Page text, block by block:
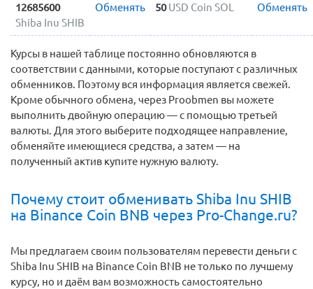
12685600
Shiba Inu SHIB
Обменять 50 USD Coin SOL Обменять
Курсы в нашей таблице постоянно обновляются в
соответствии с данными, которые поступают с различных
обменников. Поэтому вся информация является свежей.
Кроме обычного обмена, через Proobmen вы можете
выполнить двойную операцию — с помощью третьей
валюты. Для этого выберите подходящее направление,
обменяйте имеющиеся средства, а затем — на
полученный актив купите нужную валюту.
Почему стоит обменивать Shiba Inu SHIB
на Binance Coin BNB через Pro-Change.ru?
Мы предлагаем своим пользователям перевести деньги c
Shiba Inu SHIB на Binance Coin BNB не только по лучшему
курсу, но и даём вам возможность самостоятельно